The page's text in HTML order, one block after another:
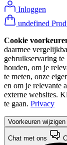
Inloggen
undefined
Cookie
daarmee
gebruikservaring
houden, om je
te meten, onze
en om je relevante
externe websites.
te gaan. Privacy
Voorkeuren wijzigen
Chat met ons